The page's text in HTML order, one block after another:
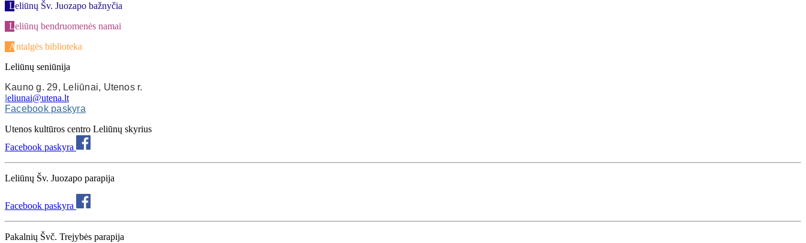
Leliūnų Šv. Juozapo bažnyčia
Leliūnų bendruomenės namai
Antalgės biblioteka
Leliūnų seniūnija
Kauno g. 29, Leliūnai, Utenos r.
leliunai@utena.lt
Facebook paskyra
Utenos kultūros centro Leliūnų skyrius
Facebook paskyra
Leliūnų Šv. Juozapo parapija
Facebook paskyra
Pakalnių Švč. Trejybės parapija